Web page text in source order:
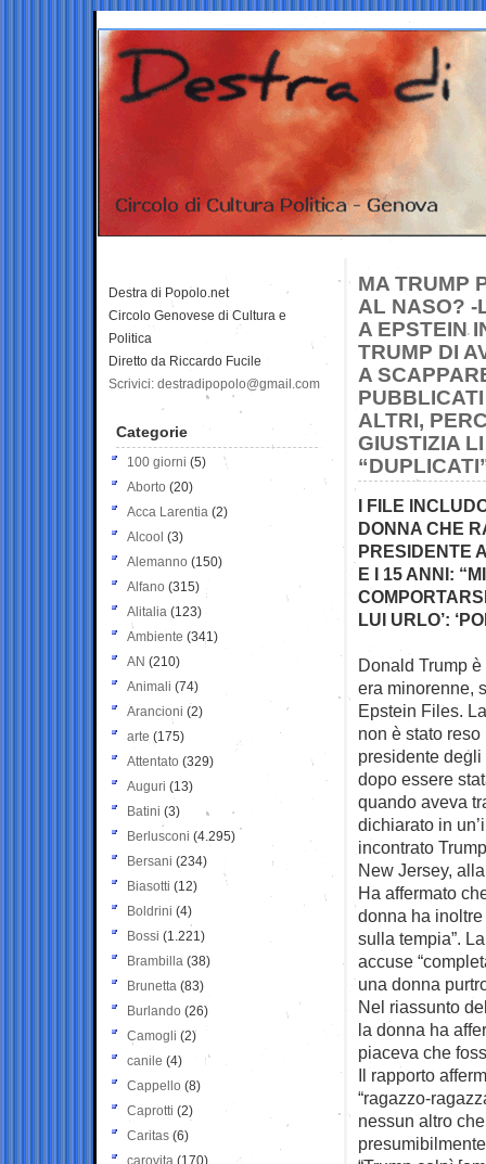
MA TRUMP
AL NASO? -
A EPSTEIN
TRUMP DI
A
ALTRI,
GIUSTIZIA
I FILE
DONNA CHE
PRESIDENTE
E I 15 ANNI:
LUI URLO’:
Donald Trump
era minorenne,
Epstein Files.
non è stato
presidente degli
dopo essere
quando aveva
dichiarato in
incontrato
New Jersey,
Ha affermato
donna ha
sulla tempia”.
accuse
una donna
Nel riassunto
la donna ha
piaceva che
Il rapporto
“ragazzo-
nessun altro
Destra di Popolo.net
Circolo Genovese di Cultura e
Politica
Diretto da Riccardo Fucile
Scrivici: destradipopolo@gmail.com
Categorie
100 giorni (5)
Aborto (20)
Acca Larentia (2)
Alcool (3)
Alemanno (150)
Alfano (315)
Alitalia (123)
Ambiente (341)
AN (210)
Animali (74)
Arancioni (2)
arte (175)
Attentato (329)
Auguri (13)
Batini (3)
Berlusconi (4.295)
Bersani (234)
Biasotti (12)
Boldrini (4)
Bossi (1.221)
Brambilla (38)
Brunetta (83)
Burlando (26)
Camogli (2)
canile (4)
Cappello (8)
Caprotti (2)
Caritas (6)
carovita (170)